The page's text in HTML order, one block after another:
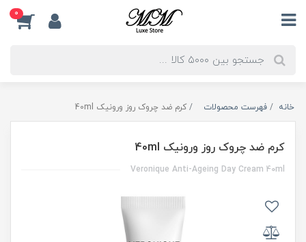
0
خانه فهرست محصولات کرم ضد چروک روز ورونیک 40ml
کرم ضد چروک روز ورونیک 40ml
Veronique Anti-Ageing Day Cream 40ml